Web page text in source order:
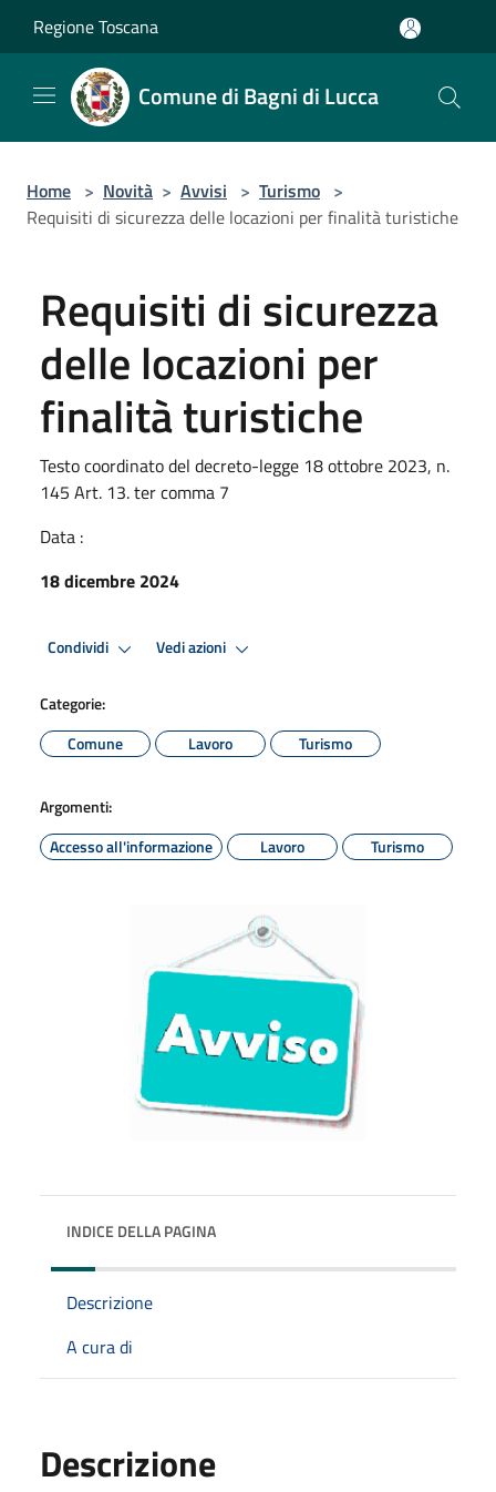
Regione Toscana
Comune di Bagni di Lucca
Home > Novità > Avvisi > Turismo >
Requisiti di sicurezza delle locazioni per finalità turistiche
Requisiti di sicurezza
delle locazioni per
finalità turistiche
Testo coordinato del decreto-legge 18 ottobre 2023, n.
145 Art. 13. ter comma 7
Data :
18 dicembre 2024
Condividi Vedi azioni
Categorie:
Comune
Lavoro Turismo
Argomenti:
Accesso all'informazione
Lavoro Turismo
INDICE DELLA PAGINA
Descrizione
A cura di
Descrizione